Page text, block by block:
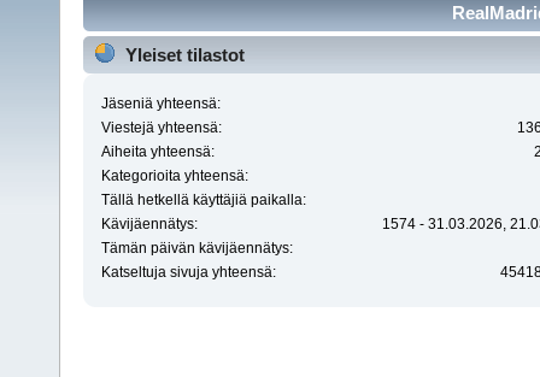
Yleiset tilastot
Jäseniä yhteensä:
Viestejä yhteensä:
Aiheita yhteensä:
Kategorioita yhteensä:
Tällä hetkellä käyttäjiä paikalla:
Kävijäennätys:
1574 - 31.03.2026,
Tämän päivän kävijäennätys:
Katseltuja sivuja yhteensä: